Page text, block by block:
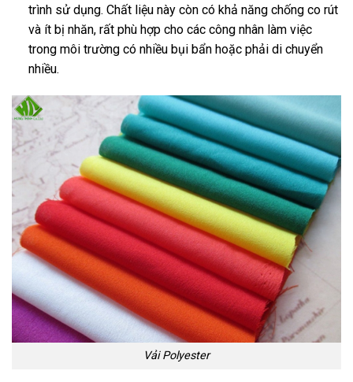
trình sử dụng. Chất liệu này còn có khả năng chống co rút
và ít bị nhăn, rất phù hợp cho các công nhân làm việc
trong môi trường có nhiều bụi bẩn hoặc phải di chuyển
nhiều.
Vải Polyester